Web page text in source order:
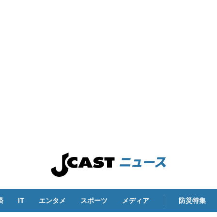
IT エンタメ スポーツ メディア 防災特集